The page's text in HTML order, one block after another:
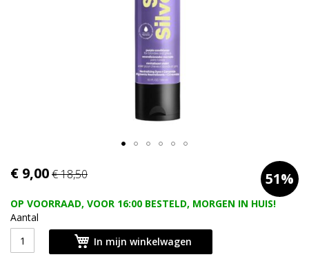
€ 9,00€ 18,50 51%
OP VOORRAAD, VOOR 16:00 BESTELD, MORGEN IN HUIS!
Aantal
In mijn winkelwagen
Ga
naar
begin
van
afbeeldingen-